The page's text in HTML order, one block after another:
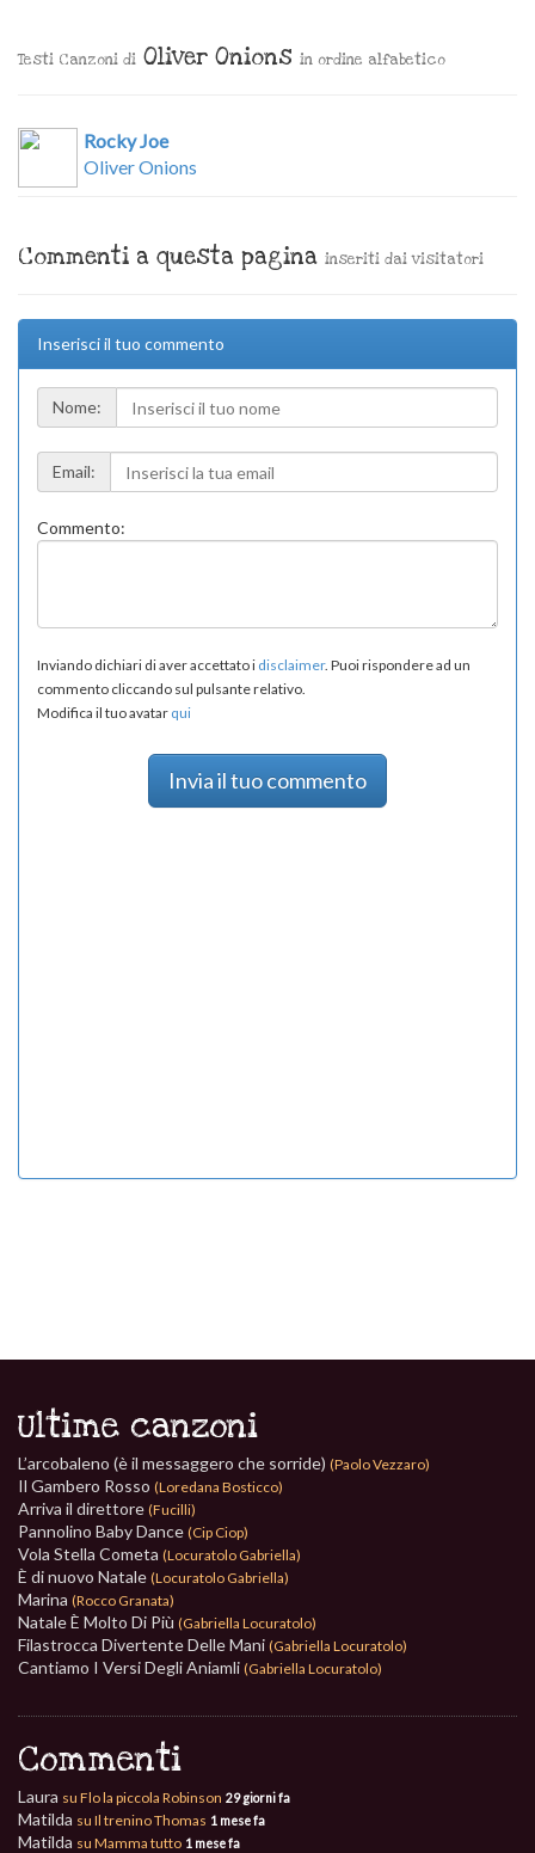
Testi Canzoni di Oliver Onions in ordine alfabetico
Rocky Joe
Oliver Onions
Commenti a questa pagina inseriti dai visitatori
Inserisci il tuo commento
Nome:
Email:
Commento:
Inviando dichiari di aver accettato i disclaimer. Puoi rispondere ad un
commento cliccando sul pulsante relativo.
Modifica il tuo avatar qui
Invia il tuo commento
Ultime canzoni
L’arcobaleno (è il messaggero che sorride) (Paolo Vezzaro)
Il Gambero Rosso (Loredana Bosticco)
Arriva il direttore (Fucilli)
Pannolino Baby Dance (Cip Ciop)
Vola Stella Cometa (Locuratolo Gabriella)
È di nuovo Natale (Locuratolo Gabriella)
Marina (Rocco Granata)
Natale È Molto Di Più (Gabriella Locuratolo)
Filastrocca Divertente Delle Mani (Gabriella Locuratolo)
Cantiamo I Versi Degli Aniamli (Gabriella Locuratolo)
Commenti
Laura su Flo la piccola Robinson 29 giorni fa
Matilda su Il trenino Thomas 1 mese fa
Matilda su Mamma tutto 1 mese fa